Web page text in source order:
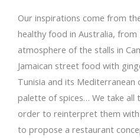
Our inspirations come from
healthy food in Australia,
atmosphere of the stalls in
Jamaican street food with
Tunisia and its Mediterranean
palette of spices… We take all
order to reinterpret them
to propose a restaurant